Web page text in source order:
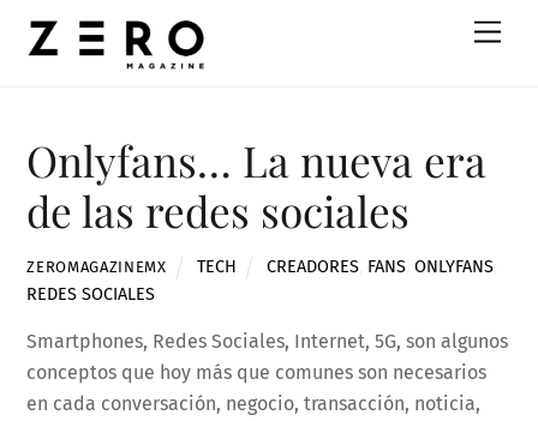
Onlyfans… La nueva era
de las redes sociales
ZEROMAGAZINEMX TECH CREADORES FANS ,ONLYFANS
REDES SOCIALES
Smartphones, Redes Sociales, Internet, 5G, son algunos
conceptos que hoy más que comunes son necesarios
en cada conversación, negocio, transacción, noticia,